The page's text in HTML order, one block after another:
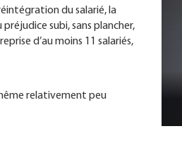
du salarié, la
subi, sans plancher,
d’au moins 11 salariés,
relativement peu